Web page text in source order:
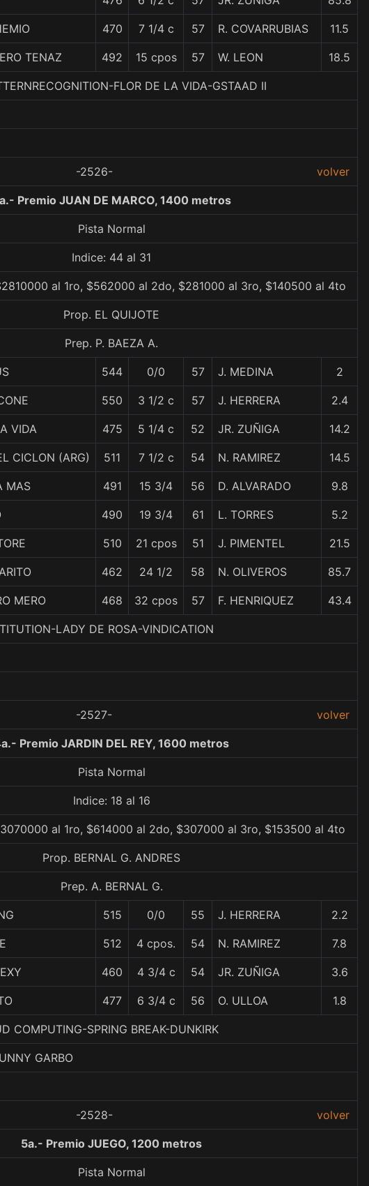
470 7 1/4 c 57 R. COVARRUBIAS 11.5
TENAZ 492 15 cpos 57 W. LEON 18.5
FLOR DE LA VIDA-GSTAAD II
-2526- volver
Premio JUAN DE MARCO, 1400 metros
Pista Normal
Indice: 44 al 31
al 1ro, $562000 al 2do, $281000 al 3ro, $140500 al 4to
Prop. EL QUIJOTE
Prep. P. BAEZA A.
544 0/0 57 J. MEDINA 2
550 3 1/2 c 57 J. HERRERA 2.4
VIDA 475 5 1/4 c 52 JR. ZUÑIGA 14.2
CICLON (ARG) 511 7 1/2 c 54 N. RAMIREZ 14.5
MAS 491 15 3/4 56 D. ALVARADO 9.8
490 19 3/4 61 L. TORRES 5.2
510 21 cpos 51 J. PIMENTEL 21.5
462 24 1/2 58 N. OLIVEROS 85.7
MERO 468 32 cpos 57 F. HENRIQUEZ 43.4
LADY DE ROSA-VINDICATION
-2527- volver
Premio JARDIN DEL REY, 1600 metros
Pista Normal
Indice: 18 al 16
al 1ro, $614000 al 2do, $307000 al 3ro, $153500 al 4to
Prop. BERNAL G. ANDRES
Prep. A. BERNAL G.
515 0/0 55 J. HERRERA 2.2
512 4 cpos. 54 N. RAMIREZ 7.8
460 4 3/4 c 54 JR. ZUÑIGA 3.6
477 6 3/4 c 56 O. ULLOA 1.8
COMPUTING-SPRING BREAK-DUNKIRK
GARBO
-2528- volver
5a.- Premio JUEGO, 1200 metros
Pista Normal